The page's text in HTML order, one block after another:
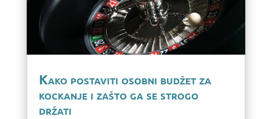
Kako postaviti osobni budžet za
kockanje i zašto ga se strogo
držati